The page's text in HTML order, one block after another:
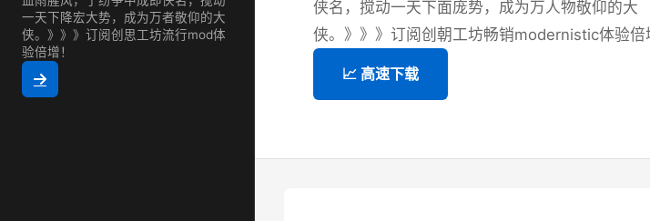
一天下降宏大势，成为万者敬仰的大
侠。》》》订阅创思工坊流行mod体
验倍增！
侠名，搅动一天下面庞势，成为万人物敬仰的大
侠。》》》订阅创朝工坊畅销modernistic体验倍
📈 高速下载